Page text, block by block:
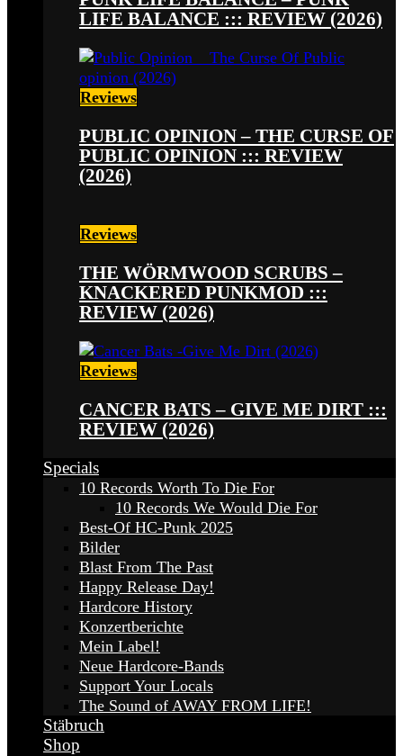
LIFE BALANCE ::: REVIEW (2026)
Reviews
PUBLIC OPINION – THE CURSE OF
PUBLIC OPINION ::: REVIEW
(2026)
Reviews
THE WÖRMWOOD SCRUBS –
KNACKERED PUNKMOD :::
REVIEW (2026)
Reviews
CANCER BATS – GIVE ME DIRT :::
REVIEW (2026)
Specials
10 Records Worth To Die For
10 Records We Would Die For
Best-Of HC-Punk 2025
Bilder
Blast From The Past
Happy Release Day!
Hardcore History
Konzertberichte
Mein Label!
Neue Hardcore-Bands
Support Your Locals
The Sound of AWAY FROM LIFE!
Stäbruch
Shop